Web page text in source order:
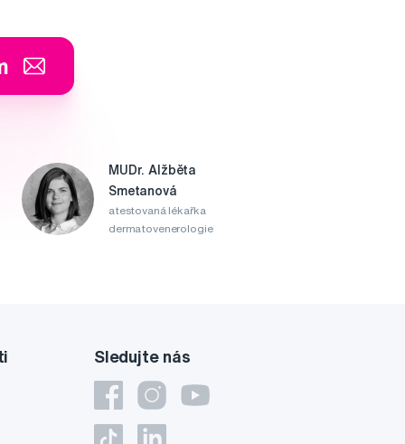
MUDr. Alžběta
Smetanová
atestovaná lékařka
dermatovenerologie
Sledujte nás